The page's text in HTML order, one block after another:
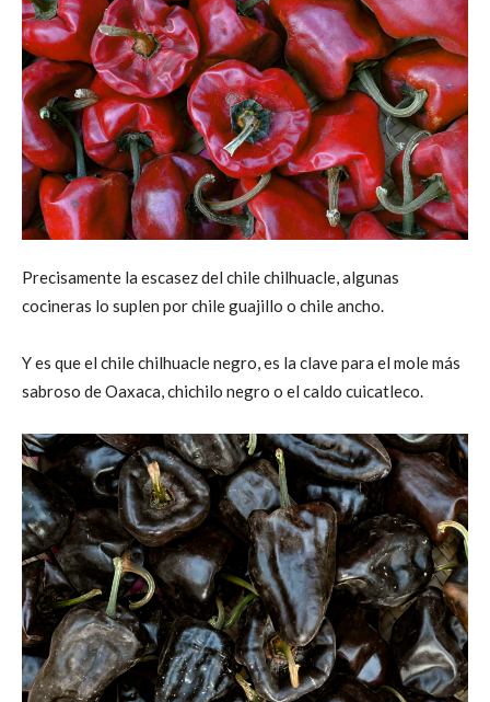
Precisamente la escasez del chile chilhuacle, algunas
cocineras lo suplen por chile guajillo o chile ancho.
Y es que el chile chilhuacle negro, es la clave para el mole más
sabroso de Oaxaca, chichilo negro o el caldo cuicatleco.